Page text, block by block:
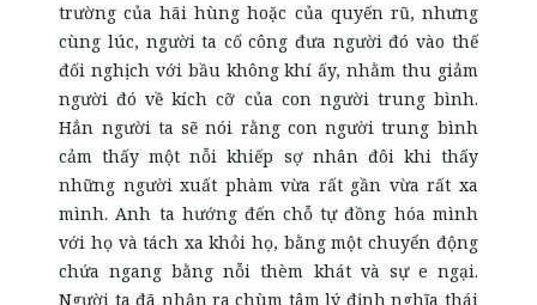
trường của hãi hùng hoặc của quyến rũ, nhưng
cùng lúc, người ta cố công đưa người đó vào thế
đối nghịch với bầu không khí ấy, nhằm thu giảm
người đó về kích cỡ của con người trung bình.
Hẳn người ta sẽ nói rằng con người trung bình
cảm thấy một nỗi khiếp sợ nhân đôi khi thấy
những người xuất phàm vừa rất gần vừa rất xa
mình. Anh ta hướng đến chỗ tự đồng hóa mình
với họ và tách xa khỏi họ, bằng một chuyển động
chứa ngang bằng nỗi thèm khát và sự e ngại.
Người ta đã nhận ra chùm tâm lý định nghĩa thái